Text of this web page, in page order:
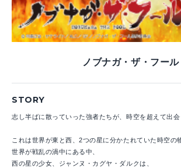
ノブナガ・ザ・フール
STORY
志し半ばに散っていった強者たちが、時空を超えて出会
これは世界が東と西、2つの星に分かたれていた時空
世界が戦乱の渦中にある中、
西の星の少女、ジャンヌ・カグヤ・ダルクは、